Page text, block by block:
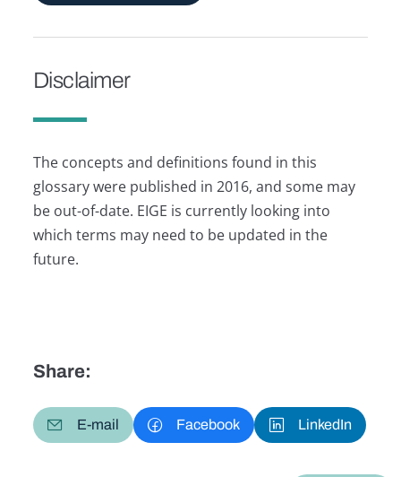
Disclaimer
The concepts and definitions found in this
glossary were published in 2016, and some may
be out-of-date. EIGE is currently looking into
which terms may need to be updated in the
future.
Share:
E-mail Facebook LinkedIn